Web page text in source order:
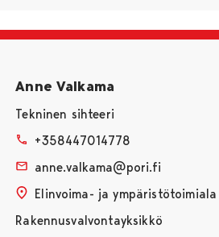
Anne Valkama
Tekninen sihteeri
+358447014778
anne.valkama@pori.fi
Elinvoima- ja ympäristötoimiala
Rakennusvalvontayksikkö